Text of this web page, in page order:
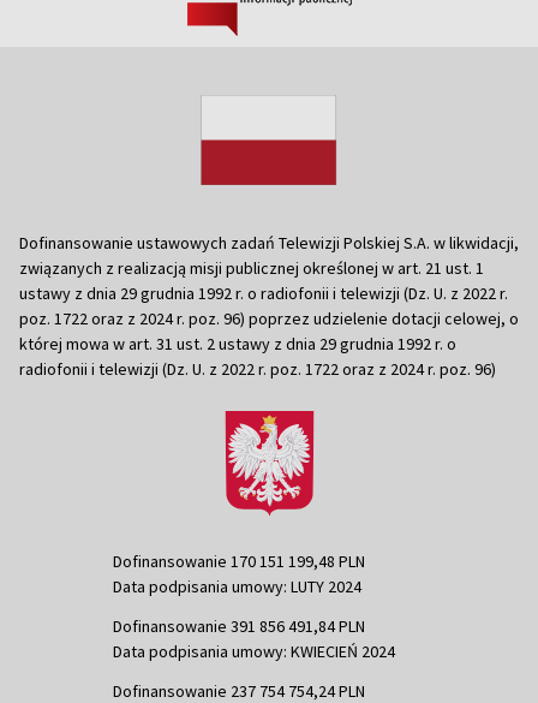
Dofinansowanie ustawowych zadań Telewizji Polskiej S.A. w likwidacji,
związanych z realizacją misji publicznej określonej w art. 21 ust. 1
ustawy z dnia 29 grudnia 1992 r. o radiofonii i telewizji (Dz. U. z 2022 r.
poz. 1722 oraz z 2024 r. poz. 96) poprzez udzielenie dotacji celowej, o
której mowa w art. 31 ust. 2 ustawy z dnia 29 grudnia 1992 r. o
radiofonii i telewizji (Dz. U. z 2022 r. poz. 1722 oraz z 2024 r. poz. 96)
Dofinansowanie 170 151 199,48 PLN
Data podpisania umowy: LUTY 2024
Dofinansowanie 391 856 491,84 PLN
Data podpisania umowy: KWIECIEŃ 2024
Dofinansowanie 237 754 754,24 PLN